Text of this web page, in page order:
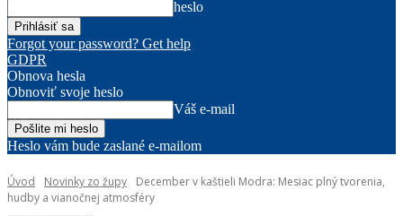
heslo
Forgot your password? Get help
GDPR
Obnova hesla
Obnoviť svoje heslo
Váš e-mail
Heslo vám bude zaslané e-mailom
Úvod Novinky zo župy
December v kaštieli Modra: Mesiac plný tvorenia,
hudby a vianočnej atmosféry